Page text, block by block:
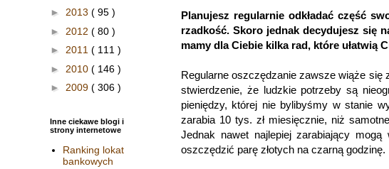
Planujesz regularnie odkładać część
rzadkość. Skoro jednak decydujesz się
mamy dla Ciebie kilka rad, które ułatwią
Regularne oszczędzanie zawsze wiąże
stwierdzenie, że ludzkie potrzeby są
pieniędzy, której nie bylibyśmy w stanie
zarabia 10 tys. zł miesięcznie, niż
Jednak nawet najlepiej zarabiający
oszczędzić parę złotych na czarną godzinę.
► 2013 ( 95 )
► 2012 ( 80 )
► 2011 ( 111 )
► 2010 ( 146 )
► 2009 ( 306 )
Inne ciekawe blogi i
strony internetowe
Ranking lokat
bankowych